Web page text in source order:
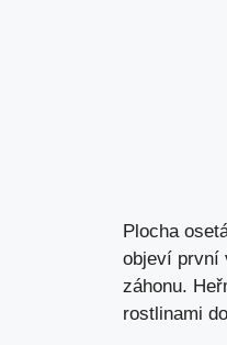
Plocha
objeví první
záhonu.
rostlinami